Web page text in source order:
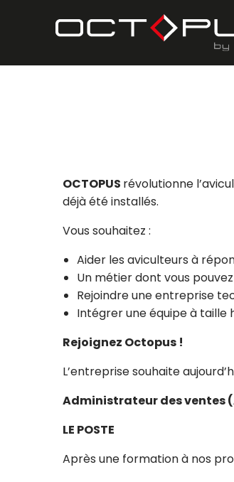
OCTOPUS révolutionne
déjà été installés.
Vous souhaitez :
Aider les aviculteurs à
Un métier dont vous
Rejoindre une entreprise
Intégrer une équipe à taille
Rejoignez Octopus !
L’entreprise souhaite
Administrateur des ventes
LE POSTE
Après une formation à nos